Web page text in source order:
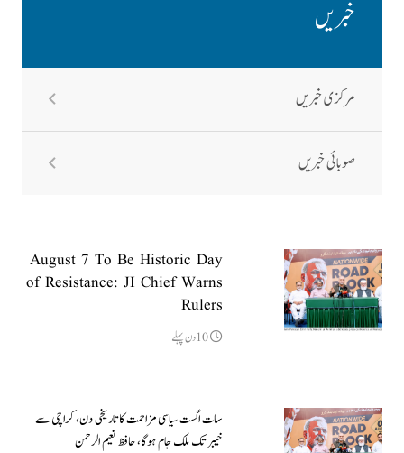
خبریں
مرکزی خبریں
صوبائی خبریں
August 7 To Be Historic Day
of Resistance: JI Chief Warns
Rulers
10دن پہلے
سات اگست سیاسی مزاحمت کا تاریخی دن، کراچی سے
خیبر تک ملک جام ہوگا، حافظ نعیم الرحمن